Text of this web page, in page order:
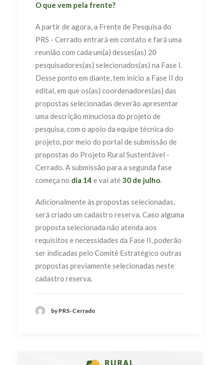
O que vem pela frente?
A partir de agora, a Frente de Pesquisa do
PRS - Cerrado entrará em contato e fará uma
reunião com cada um(a) desses(as) 20
pesquisadores(as) selecionados(as) na Fase I.
Desse ponto em diante, tem início a Fase II do
edital, em que os(as) coordenadores(as) das
propostas selecionadas deverão apresentar
uma descrição minuciosa do projeto de
pesquisa, com o apoio da equipe técnica do
projeto, por meio do portal de submissão de
propostas do Projeto Rural Sustentável -
Cerrado.A submissão para a segunda fase
começa no dia 14 e vai até 30 de julho.
Adicionalmente às propostas selecionadas,
será criado um cadastro reserva. Caso alguma
proposta selecionada não atenda aos
requisitos e necessidades da Fase II, poderão
ser indicadas pelo Comitê Estratégico outras
propostas previamente selecionadas neste
cadastro reserva.
by PRS-Cerrado